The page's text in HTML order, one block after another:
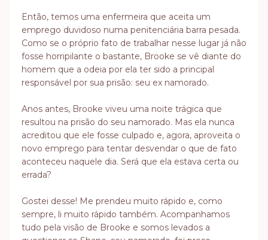
Então, temos uma enfermeira que aceita um
emprego duvidoso numa penitenciária barra pesada.
Como se o próprio fato de trabalhar nesse lugar já não
fosse horripilante o bastante, Brooke se vê diante do
homem que a odeia por ela ter sido a principal
responsável por sua prisão: seu ex namorado.
Anos antes, Brooke viveu uma noite trágica que
resultou na prisão do seu namorado. Mas ela nunca
acreditou que ele fosse culpado e, agora, aproveita o
novo emprego para tentar desvendar o que de fato
aconteceu naquele dia. Será que ela estava certa ou
errada?
Gostei desse! Me prendeu muito rápido e, como
sempre, li muito rápido também. Acompanhamos
tudo pela visão de Brooke e somos levados a